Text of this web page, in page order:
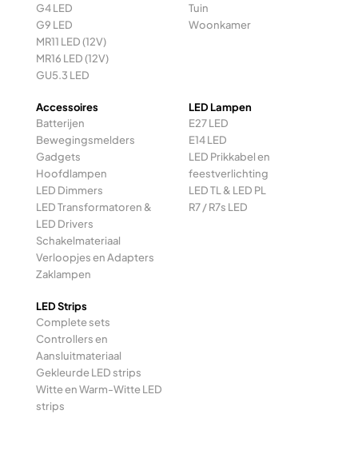
G4 LED
G9 LED
MR11 LED (12V)
MR16 LED (12V)
GU5.3 LED
Tuin
Woonkamer
Accessoires
Batterijen
Bewegingsmelders
Gadgets
Hoofdlampen
LED Dimmers
LED Transformatoren &
LED Drivers
Schakelmateriaal
Verloopjes en Adapters
Zaklampen
LED Lampen
E27 LED
E14 LED
LED Prikkabel en
feestverlichting
LED TL & LED PL
R7 / R7s LED
LED Strips
Complete sets
Controllers en
Aansluitmateriaal
Gekleurde LED strips
Witte en Warm-Witte LED
strips